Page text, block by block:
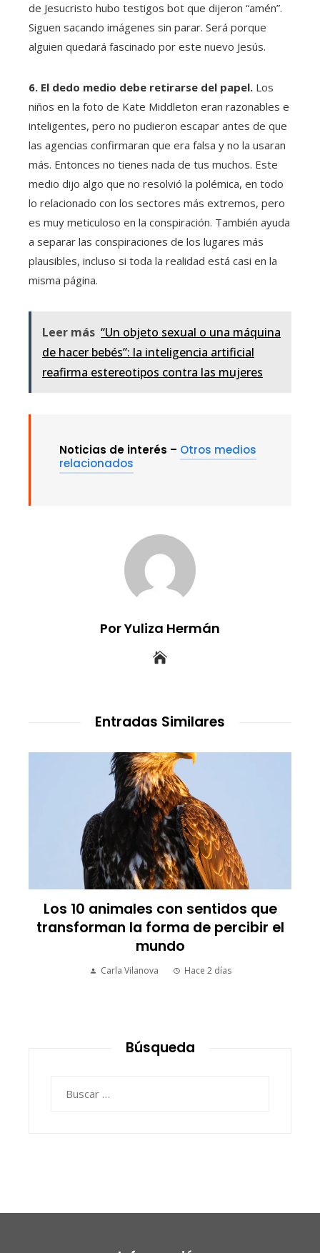
de Jesucristo hubo testigos bot que dijeron “amén”.
Siguen sacando imágenes sin parar. Será porque
alguien quedará fascinado por este nuevo Jesús.
6. El dedo medio debe retirarse del papel. Los
niños en la foto de Kate Middleton eran razonables e
inteligentes, pero no pudieron escapar antes de que
las agencias confirmaran que era falsa y no la usaran
más. Entonces no tienes nada de tus muchos. Este
medio dijo algo que no resolvió la polémica, en todo
lo relacionado con los sectores más extremos, pero
es muy meticuloso en la conspiración. También ayuda
a separar las conspiraciones de los lugares más
plausibles, incluso si toda la realidad está casi en la
misma página.
Leer más “Un objeto sexual o una máquina
de hacer bebés”: la inteligencia artificial
reafirma estereotipos contra las mujeres
Noticias de interés – Otros medios
relacionados
Por Yuliza Hermán
Entradas Similares
Los 10 animales con sentidos que
transforman la forma de percibir el
mundo
Carla Vilanova Hace 2 días
Búsqueda